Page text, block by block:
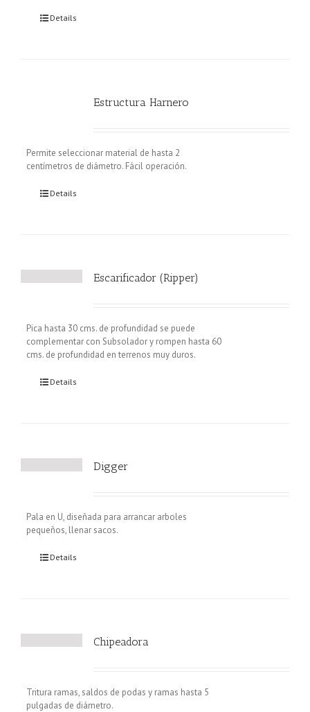
Details
Estructura Harnero
Permite seleccionar material de hasta 2
centímetros de diámetro. Fácil operación.
Details
Escarificador (Ripper)
Pica hasta 30 cms. de profundidad se puede
complementar con Subsolador y rompen hasta 60
cms. de profundidad en terrenos muy duros.
Details
Digger
Pala en U, diseñada para arrancar arboles
pequeños, llenar sacos.
Details
Chipeadora
Tritura ramas, saldos de podas y ramas hasta 5
pulgadas de diámetro.